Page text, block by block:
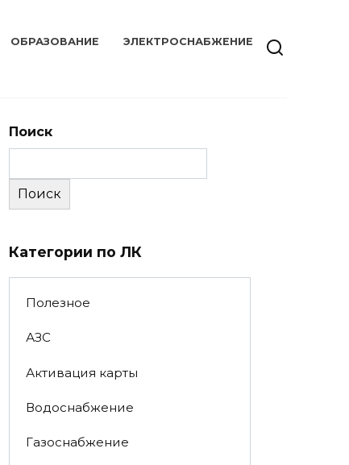
ОБРАЗОВАНИЕ ЭЛЕКТРОСНАБЖЕНИЕ
Поиск
Поиск
Категории по ЛК
Полезное
АЗС
Активация карты
Водоснабжение
Газоснабжение